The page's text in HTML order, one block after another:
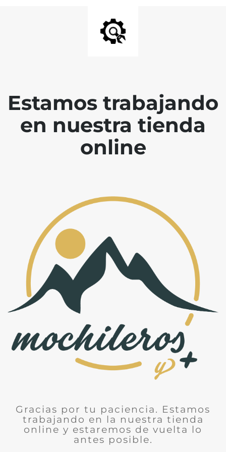
Estamos trabajando
en nuestra tienda
online
Gracias por tu paciencia. Estamos
trabajando en la nuestra tienda
online y estaremos de vuelta lo
antes posible.